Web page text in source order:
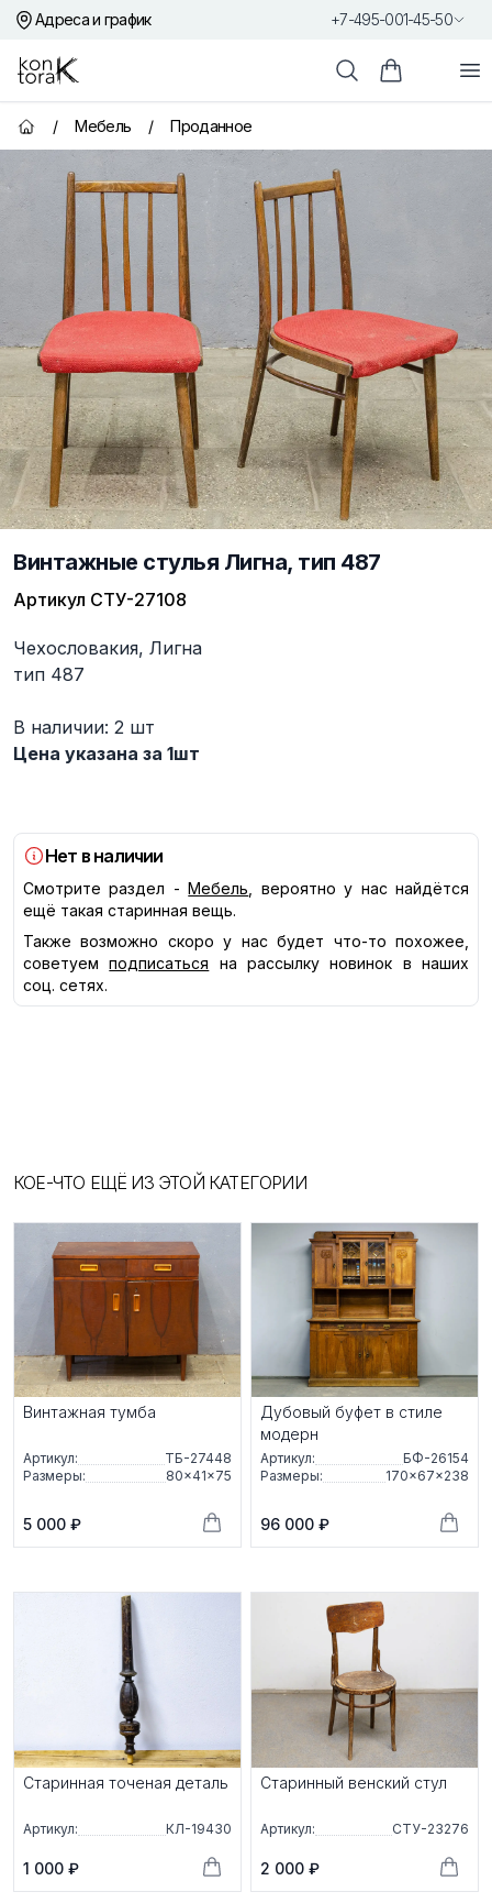
Адреса и график +7-495-001-45-50
Контора К
ПоискКорзина
Главная страница
/ Мебель / Проданное
Винтажные стулья Лигна, тип 487
Артикул СТУ-27108
Описание
Чехословакия, Лигна
тип 487
В наличии: 2 шт
Цена указана за 1шт
Нет в наличии
Смотрите раздел - Мебель , вероятно у нас найдётся
ещё такая старинная вещь.
Также возможно скоро у нас будет что-то похожее,
советуем
подписаться
на рассылку новинок в наших
соц. сетях.
КОЕ-ЧТО ЕЩЁ ИЗ ЭТОЙ КАТЕГОРИИ
Винтажная тумба
Артикул:
ТБ-27448
Размеры:
80×41×75
5 000 ₽
Дубовый буфет в стиле
модерн
Артикул:
БФ-26154
Размеры:
170×67×238
96 000 ₽
Старинная точеная деталь
Артикул: КЛ-19430
1 000 ₽
Старинный венский стул
Артикул: СТУ-23276
2 000 ₽